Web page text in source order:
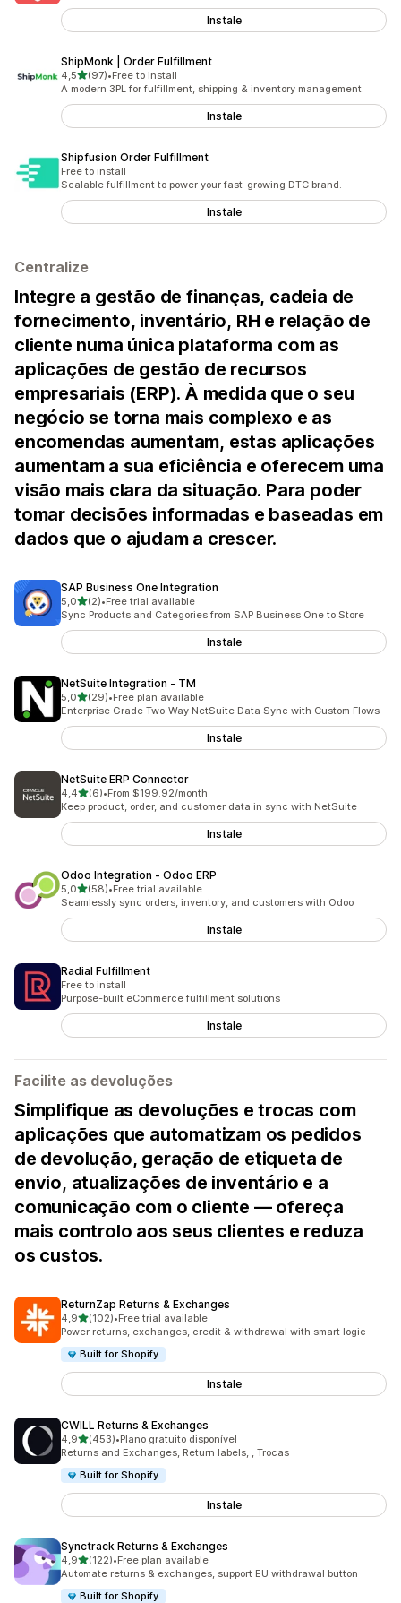
Instale
ShipMonk | Order Fulfillment
4,5de 5 estrelas
(97)
97 total de avaliações
•Free to install
A modern 3PL for fulfillment, shipping & inventory management.
Instale
Shipfusion Order Fulfillment
Free to install
Scalable fulfillment to power your fast-growing DTC brand.
Instale
Centralize
Integre a gestão de finanças, cadeia de
fornecimento, inventário, RH e relação de
cliente numa única plataforma com as
aplicações de gestão de recursos
empresariais (ERP). À medida que o seu
negócio se torna mais complexo e as
encomendas aumentam, estas aplicações
aumentam a sua eficiência e oferecem uma
visão mais clara da situação. Para poder
tomar decisões informadas e baseadas em
dados que o ajudam a crescer.
SAP Business One Integration
5,0de 5 estrelas
(2)
2 total de avaliações
•Free trial available
Sync Products and Categories from SAP Business One to Store
Instale
NetSuite Integration ‑ TM
5,0de 5 estrelas
(29)
29 total de avaliações
•Free plan available
Enterprise Grade Two-Way NetSuite Data Sync with Custom Flows
Instale
NetSuite ERP Connector
4,4de 5 estrelas
(6)
6 total de avaliações
•From $199.92/month
Keep product, order, and customer data in sync with NetSuite
Instale
Odoo Integration ‑ Odoo ERP
5,0de 5 estrelas
(58)
58 total de avaliações
•Free trial available
Seamlessly sync orders, inventory, and customers with Odoo
Instale
Radial Fulfillment
Free to install
Purpose-built eCommerce fulfillment solutions
Instale
Facilite as devoluções
Simplifique as devoluções e trocas com
aplicações que automatizam os pedidos
de devolução, geração de etiqueta de
envio, atualizações de inventário e a
comunicação com o cliente — ofereça
mais controlo aos seus clientes e reduza
os custos.
ReturnZap Returns & Exchanges
4,9de 5 estrelas
(102)
102 total de avaliações
•Free trial available
Power returns, exchanges, credit & withdrawal with smart logic
Built for Shopify
Instale
CWILL Returns & Exchanges
4,9de 5 estrelas
(453)
453 total de avaliações
•Plano gratuito disponível
Returns and Exchanges, Return labels, , Trocas
Built for Shopify
Instale
Synctrack Returns & Exchanges
4,9de 5 estrelas
(122)
122 total de avaliações
•Free plan available
Automate returns & exchanges, support EU withdrawal button
Built for Shopify